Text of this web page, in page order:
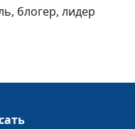
блогер, лидер